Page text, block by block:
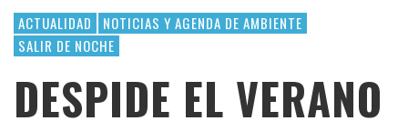
ACTUALIDAD
NOTICIAS Y AGENDA DE AMBIENTE
SALIR DE NOCHE
DESPIDE EL VERANO